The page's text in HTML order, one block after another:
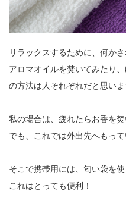
リラックスするために、何か
アロマオイルを焚いてみたり
の方法は人それぞれだと思いま
私の場合は、疲れたらお香を
でも、これでは外出先へもっ
そこで携帯用には、匂い袋を使
これはとっても便利！